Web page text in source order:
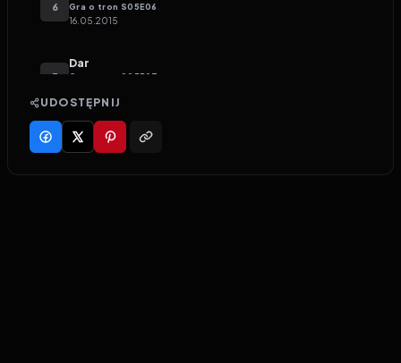
6 Gra o tron S05E06
16.05.2015
7
Dar
Gra o tron S05E07
Hardhome
Gra o tron E
UDOSTĘPNIJ